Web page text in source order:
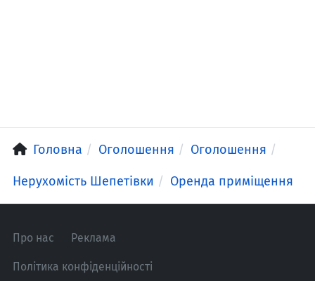
Головна Оголошення Оголошення
Нерухомість Шепетівки Оренда приміщення
Про нас Реклама
Політика конфіденційності